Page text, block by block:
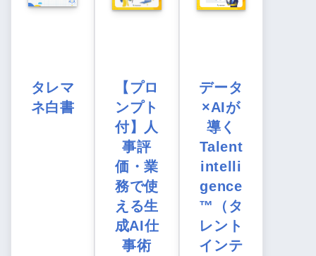
タレマ
ネ白書
【プロ
ンプト
付】人
事評
価・業
務で使
える生
成AI仕
事術
データ
×AIが
導く
Talent
intelli
gence
™（タ
レント
インテ